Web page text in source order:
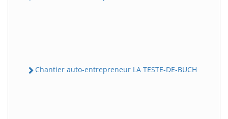
Chantier auto-entrepreneur LA TESTE-DE-BUCH